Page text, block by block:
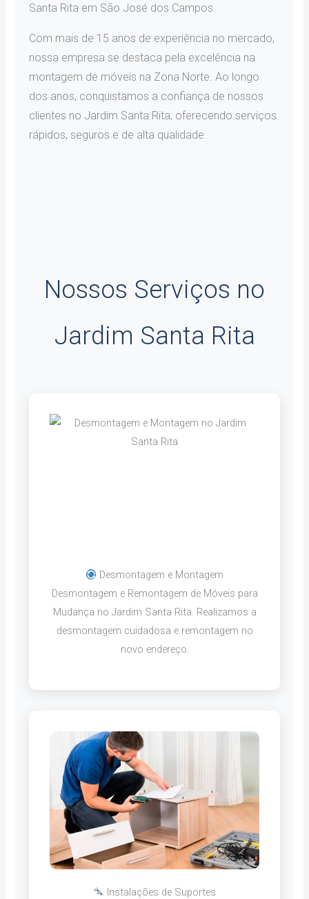
Santa Rita em São José dos Campos.
Com mais de 15 anos de experiência no mercado,
nossa empresa se destaca pela excelência na
montagem de móveis na Zona Norte. Ao longo
dos anos, conquistamos a confiança de nossos
clientes no Jardim Santa Rita, oferecendo serviços
rápidos, seguros e de alta qualidade.
Nossos Serviços no
Jardim Santa Rita
Desmontagem e Montagem
Desmontagem e Remontagem de Móveis para
Mudança no Jardim Santa Rita. Realizamos a
desmontagem cuidadosa e remontagem no
novo endereço.
Instalações de Suportes